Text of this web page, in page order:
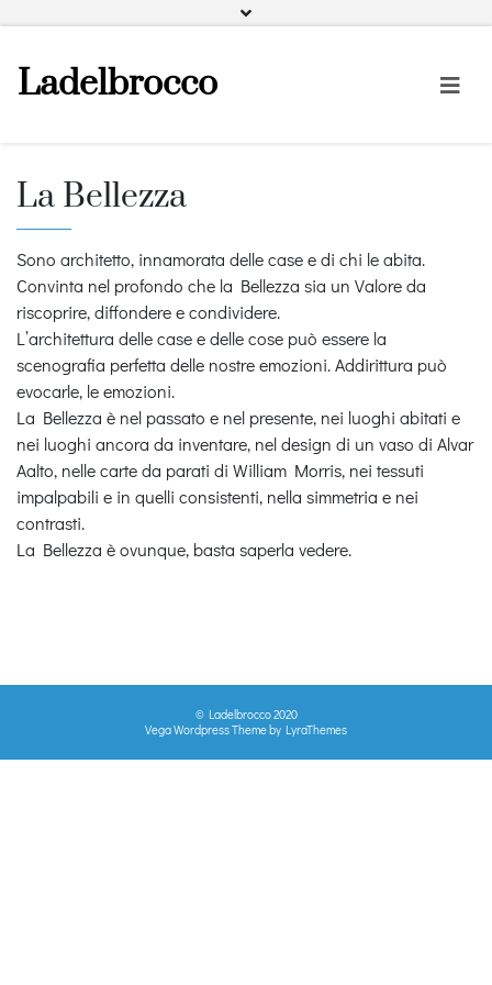
Facebook
Ladelbrocco
La Bellezza
Sono architetto, innamorata delle case e di chi le abita.
Convinta nel profondo che la Bellezza sia un Valore da
riscoprire, diffondere e condividere.
L’architettura delle case e delle cose può essere la
scenografia perfetta delle nostre emozioni. Addirittura può
evocarle, le emozioni.
La Bellezza è nel passato e nel presente, nei luoghi abitati e
nei luoghi ancora da inventare, nel design di un vaso di Alvar
Aalto, nelle carte da parati di William Morris, nei tessuti
impalpabili e in quelli consistenti, nella simmetria e nei
contrasti.
La Bellezza è ovunque, basta saperla vedere.
© Ladelbrocco 2020
Vega Wordpress Theme by LyraThemes